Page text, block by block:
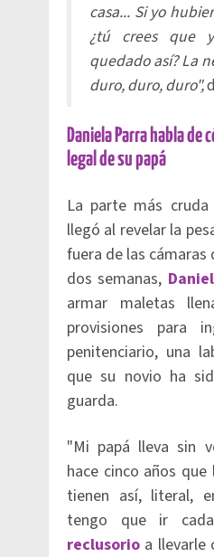
casa... Si yo
¿tú crees que
quedado así? La
duro, duro, duro",
Daniela Parra habla de
legal de su papá
La parte más
llegó al revelar la
fuera de las cámaras
dos semanas,
armar maletas
provisiones para
penitenciario, una
que su novio ha
guarda.
"Mi papá lleva sin
hace cinco años
tienen así, literal,
tengo que ir
reclusorio a llevarle